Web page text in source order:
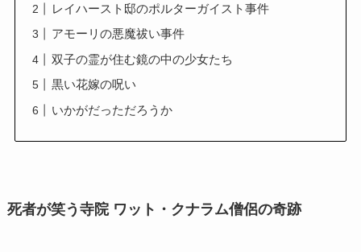
レイハースト邸のポルターガイスト事件
アモーリの悪魔祓い事件
双子の霊が住む鏡の中の少女たち
黒い花嫁の呪い
いかがだっただろうか
死者が笑う寺院 ワット・ クナラム僧侶の奇跡